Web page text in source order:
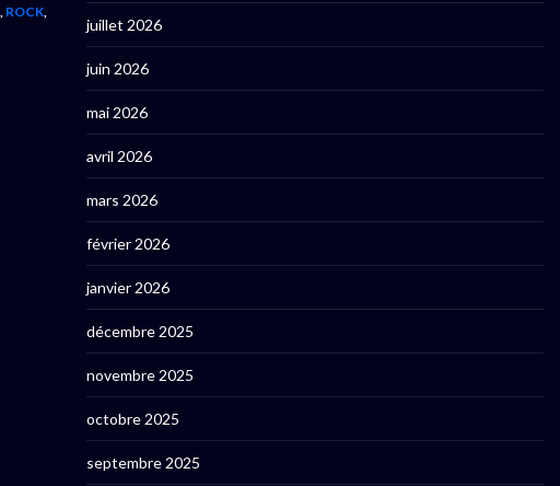
ROCK
juillet 2026
juin 2026
mai 2026
avril 2026
mars 2026
février 2026
janvier 2026
décembre 2025
novembre 2025
octobre 2025
septembre 2025